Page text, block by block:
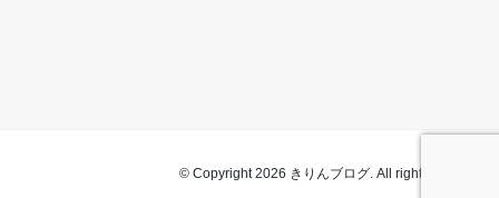
© Copyright 2026 きりんブログ. All rights reserved.